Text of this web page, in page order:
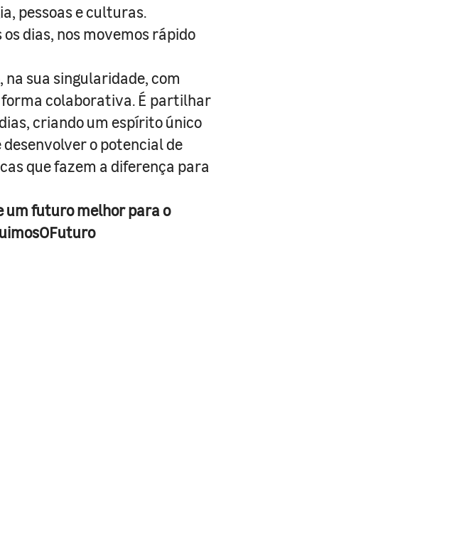
pessoas e culturas.
dias, nos movemos rápido
na sua singularidade, com
colaborativa. É partilhar
criando um espírito único
o potencial de
que fazem a diferença para
um futuro melhor para o